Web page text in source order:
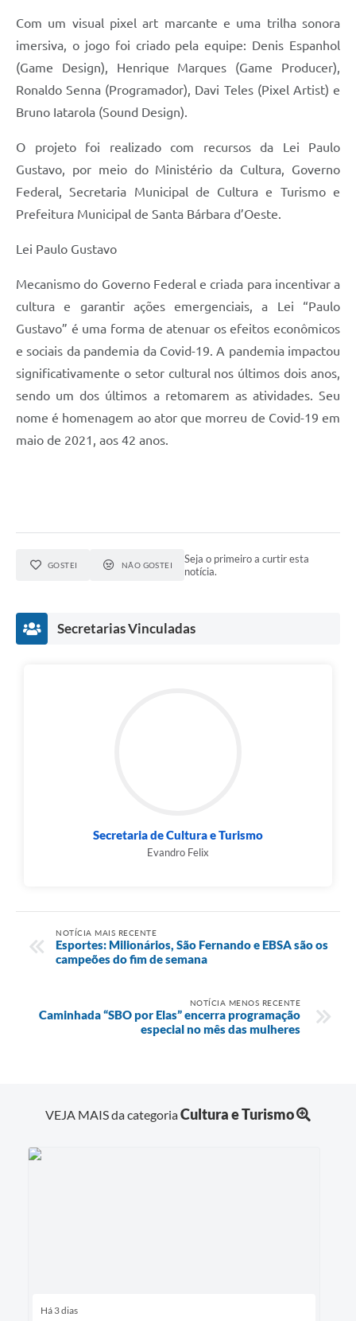
Plano de Contratações Anuais
Com um visual pixel art marcante e uma trilha sonora
imersiva, o jogo foi criado pela equipe: Denis Espanhol
(Game Design), Henrique Marques (Game Producer),
Ronaldo Senna (Programador), Davi Teles (Pixel Artist) e
Bruno Iatarola (Sound Design).
O projeto foi realizado com recursos da Lei Paulo
Gustavo, por meio do Ministério da Cultura, Governo
Federal, Secretaria Municipal de Cultura e Turismo e
Prefeitura Municipal de Santa Bárbara d’Oeste.
Lei Paulo Gustavo
Mecanismo do Governo Federal e criada para incentivar a
cultura e garantir ações emergenciais, a Lei “Paulo
Gustavo” é uma forma de atenuar os efeitos econômicos
e sociais da pandemia da Covid-19. A pandemia impactou
significativamente o setor cultural nos últimos dois anos,
sendo um dos últimos a retomarem as atividades. Seu
nome é homenagem ao ator que morreu de Covid-19 em
maio de 2021, aos 42 anos.
GOSTEI NÃO GOSTEI
Seja o primeiro a curtir esta
notícia.
Secretarias Vinculadas
Secretaria de Cultura e Turismo
Evandro Felix
NOTÍCIA MAIS RECENTE
Esportes: Milionários, São Fernando e EBSA são os
campeões do fim de semana
NOTÍCIA MENOS RECENTE
Caminhada “SBO por Elas” encerra programação
especial no mês das mulheres
VEJA MAIS da categoriaCultura e Turismo
Há 3 dias